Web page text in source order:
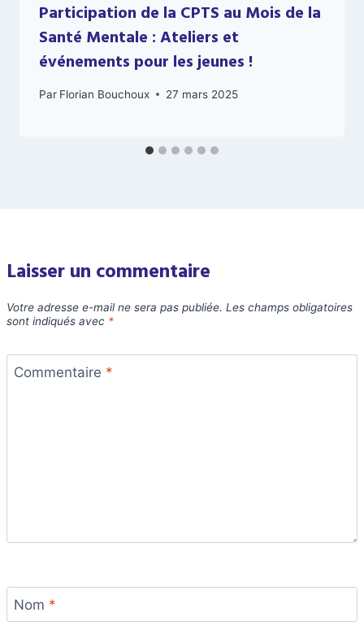
Participation de la CPTS au Mois de la
Santé Mentale : Ateliers et
événements pour les jeunes !
Par Florian Bouchoux 27 mars 2025
Laisser un commentaire
Votre adresse e-mail ne sera pas publiée. Les champs obligatoires
sont indiqués avec *
Commentaire *
Nom *